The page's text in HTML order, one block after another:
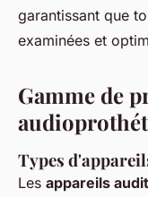
garantissant que
examinées et
Gamme de
Types
Les appareils